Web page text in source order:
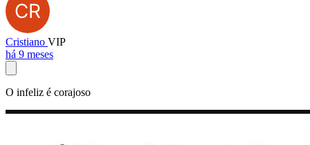
Cristiano VIP
há 9 meses
O infeliz é corajoso